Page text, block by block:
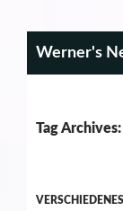
Werner's
Tag